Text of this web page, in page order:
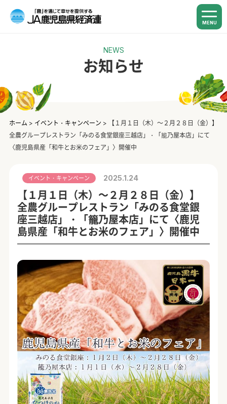
MENU
NEWS
お知らせ
ホーム > イベント・キャンペーン >
【１月１日（木）～２月２８日（金）】
全農グループレストラン「みのる食堂銀座三越店」・「籠乃屋本店」にて
〈鹿児島県産「和牛とお米のフェア」〉開催中
イベント・キャンペーン 2025.1.24
【１月１日（木）～２月２８日（金）】
全農グループレストラン「みのる食堂銀
座三越店」・「籠乃屋本店」にて〈鹿児
島県産「和牛とお米のフェア」〉開催中